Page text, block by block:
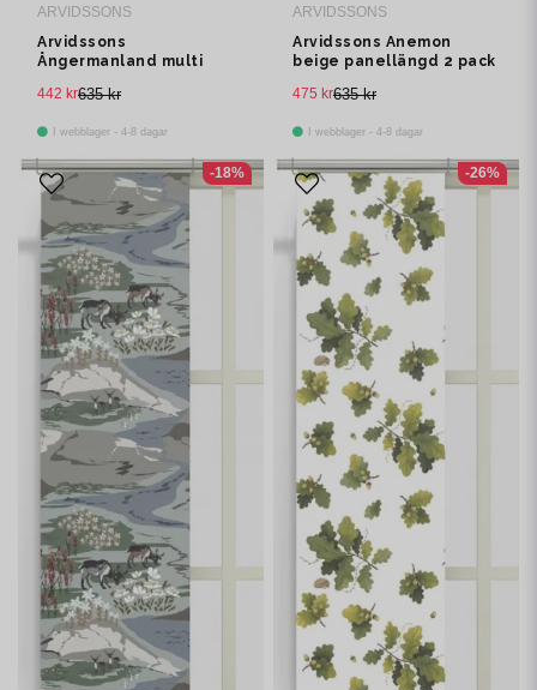
ARVIDSSONS
Arvidssons
Ångermanland multi
635 kr
442 kr
I webblager - 4-8 dagar
ARVIDSSONS
Arvidssons Anemon
beige panellängd 2 pack
635 kr
475 kr
I webblager - 4-8 dagar
-18% -26%